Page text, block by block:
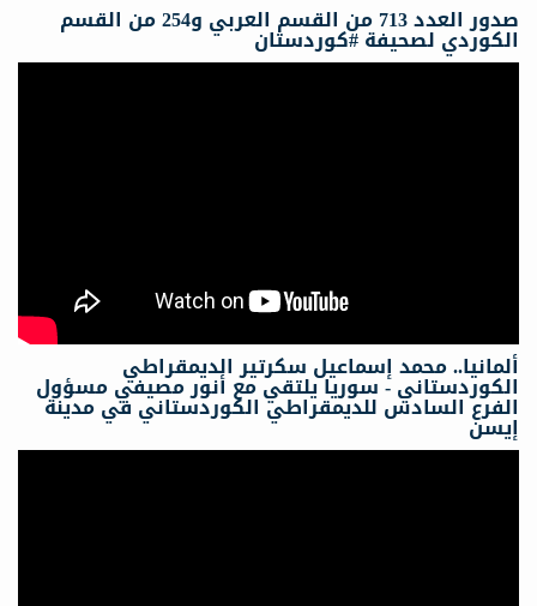
صدور العدد 713 من القسم العربي و254 من القسم
الكوردي لصحيفة #كوردستان
ألمانيا.. محمد إسماعيل سكرتیر الدیمقراطي
الكوردستاني - سوريا يلتقي مع أنور مصيفي مسؤول
الفرع السادس للديمقراطي الكوردستاني في مدينة
إيسن